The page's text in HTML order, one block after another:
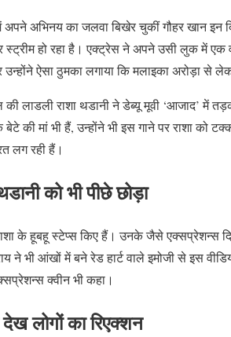
अपने अभिनय का जलवा बिखेर चुकीं गौहर खान
हो रहा है। एक्ट्रेस ने अपने उसी लुक में एक
ऐसा ठुमका लगाया कि मलाइका अरोड़ा से
लाडली राशा थडानी ने डेब्यू मूवी ‘आजाद’ में
की मां भी हैं, उन्होंने भी इस गाने पर राशा को
लग रही हैं।
को भी पीछे छोड़ा
के हूबहू स्टेप्स किए हैं। उनके जैसे एक्सप्रेशन्स
ने भी आंखों में बने रेड हार्ट वाले इमोजी से इस
क्वीन भी कहा।
लोगों का रिएक्शन